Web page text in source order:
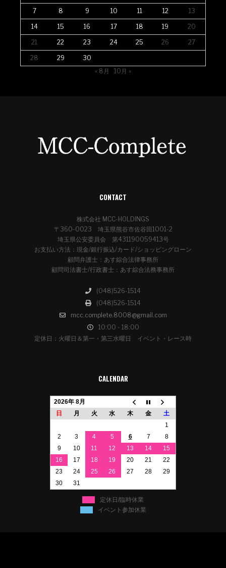
7 8 9 10 11 12 13
14 15 16 17 18 19 20
21 22 23 24 25 26 27
28 29
30
« 8月
10月 »
CONTACT
株式会社 MCC-HOLDINGS
〒360-0023 埼玉県熊谷市佐谷田1001-2
埼玉県公安委員会 第431190059413号
お支払い方法：現金/銀行振込/カード/ショッピングローン
顧問弁護士：あす綜合法律事務所
顧問司法書士/行政書士：あす綜合法務事務所
(048)526-1514
(048)526-1514
mcc.complete.8008@gmail.com
10:00 - 18:00
定休日：火曜日＆第一・第三水曜日 イベント・レース時
CALENDAR
2026年 8月
日
月 火 水 木 金
土
1
2
3 4 5 6 7
8
9
10 11 12 13 14
15
16
17 18 19 20 21
22
23
24 25 26 27 28
29
30
31
定休日/臨時休業
イベント参加休業